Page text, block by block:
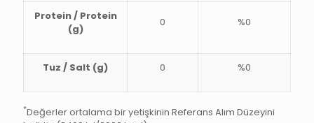
Protein / Protein
(g)
0 %0
Tuz / Salt (g) 0 %0
*Değerler ortalama bir yetişkinin Referans Alım Düzeyini